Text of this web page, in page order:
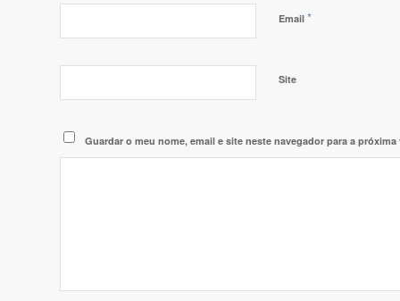
Email *
Site
Guardar o meu nome, email e site neste navegador para a próxima